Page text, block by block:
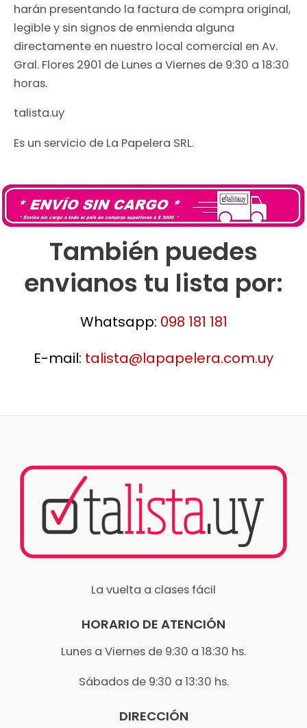
harán presentando la factura de compra original,
legible y sin signos de enmienda alguna
directamente en nuestro local comercial en Av.
Gral. Flores 2901 de Lunes a Viernes de 9:30 a 18:30
horas.
talista.uy
Es un servicio de La Papelera SRL.
También puedes
envianos tu lista por:
Whatsapp: 098 181 181
E-mail: talista@lapapelera.com.uy
La vuelta a clases fácil
HORARIO DE ATENCIÓN
Lunes a Viernes de 9:30 a 18:30 hs.
​Sábados de 9:30 a 13:30 hs.
DIRECCIÓN